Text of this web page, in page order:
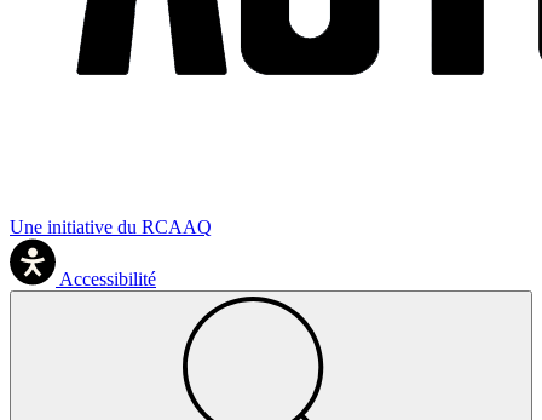
Une initiative du RCAAQ
Accessibilité